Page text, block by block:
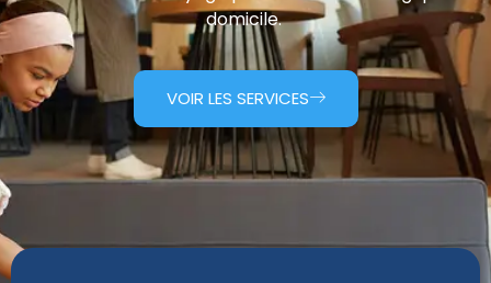
domicile.
VOIR LES SERVICES